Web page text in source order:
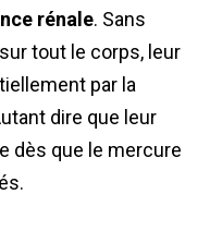
rénale. Sans
tout le corps, leur
par la
dire que leur
dès que le mercure